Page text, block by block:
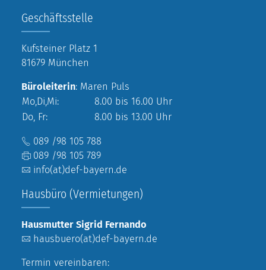
Geschäftsstelle
Kufsteiner Platz 1
81679 München
Büroleiterin: Maren Puls
Mo,Di,Mi:
8.00 bis 16.00 Uhr
Do, Fr:
8.00 bis 13.00 Uhr
089 /98 105 788
089 /98 105 789
info(at)def-bayern.de
Hausbüro (Vermietungen)
Hausmutter Sigrid Fernando
hausbuero(at)def-bayern.de
Termin vereinbaren: